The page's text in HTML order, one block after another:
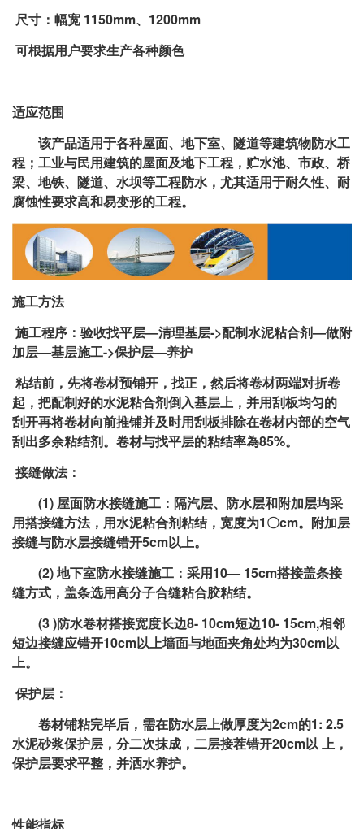
尺寸：幅宽 1150mm、1200mm
可根据用户要求生产各种颜色
适应范围
该产品适用于各种屋面、地下室、隧道等建筑物防水工
程；工业与民用建筑的屋面及地下工程，贮水池、市政、桥
梁、地铁、隧道、水坝等工程防水，尤其适用于耐久性、耐
腐蚀性要求高和易变形的工程。
施工方法
施工程序：验收找平层—清理基层->配制水泥粘合剂—做附
加层—基层施工->保护层—养护
粘结前，先将卷材预铺开，找正，然后将卷材两端对折卷
起，把配制好的水泥粘合剂倒入基层上，并用刮板均匀的
刮开再将卷材向前推铺并及时用刮板排除在卷材内部的空气
刮出多余粘结剂。卷材与找平层的粘结率為85%。
接缝做法：
(1) 屋面防水接缝施工：隔汽层、防水层和附加层均采
用搭接缝方法，用水泥粘合剂粘结，宽度为1〇cm。附加层
接缝与防水层接缝错开5cm以上。
(2) 地下室防水接缝施工：采用10— 15cm搭接盖条接
缝方式，盖条选用高分子合缝粘合胶粘结。
(3 )防水卷材搭接宽度长边8- 10cm短边10- 15cm,相邻
短边接缝应错开10cm以上墙面与地面夹角处均为30cm以
上。
保护层：
卷材铺粘完毕后，需在防水层上做厚度为2cm的1: 2.5
水泥砂浆保护层，分二次抹成，二层接茬错开20cm以 上，
保护层要求平整，并洒水养护。
性能指标